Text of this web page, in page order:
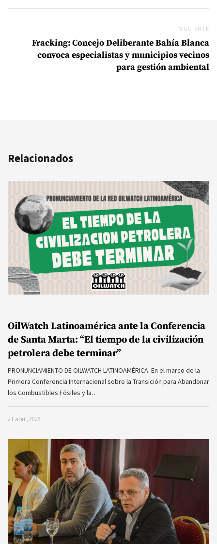
SIGUIENTE
Fracking: Concejo Deliberante Bahía Blanca
convoca especialistas y municipios vecinos
para gestión ambiental
Relacionados
OilWatch Latinoamérica ante la Conferencia
de Santa Marta: “El tiempo de la civilización
petrolera debe terminar”
PRONUNCIAMIENTO DE OILWATCH LATINOAMÉRICA. En el marco de la
Primera Conferencia Internacional sobre la Transición para Abandonar
los Combustibles Fósiles y la…
21 abril, 2026